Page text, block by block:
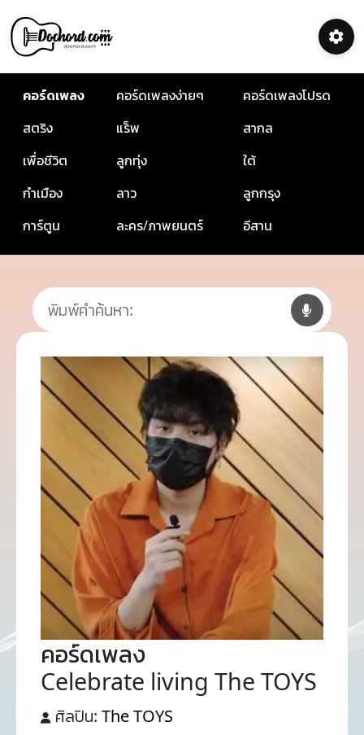
คอร์ดเพลง คอร์ดเพลงง่ายๆ
คอร์ดเพลงโปรด
สตริง
แร็พ
สากล
เพื่อชีวิต
ลูกทุ่ง
ใต้
กำเมือง
ลาว
ลูกกรุง
การ์ตูน
ละคร/ภาพยนตร์ อีสาน
คอร์ดเพลง
Celebrate living The TOYS
ศิลปิน: The TOYS